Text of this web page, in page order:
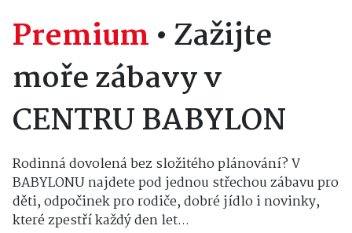
Premium•Zažijte
moře zábavy v
CENTRU BABYLON
Rodinná dovolená bez složitého plánování? V
BABYLONU najdete pod jednou střechou zábavu pro
děti, odpočinek pro rodiče, dobré jídlo i novinky,
které zpestří každý den let...